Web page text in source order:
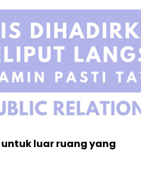
untuk luar ruang yang